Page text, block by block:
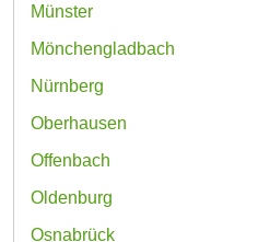
Münster
Mönchengladbach
Nürnberg
Oberhausen
Offenbach
Oldenburg
Osnabrück